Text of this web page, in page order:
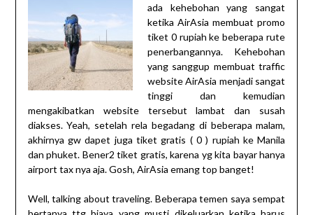
ada kehebohan yang sangat
ketika AirAsia membuat promo
tiket 0 rupiah ke beberapa rute
penerbangannya. Kehebohan
yang sanggup membuat traffic
website AirAsia menjadi sangat
tinggi dan kemudian
mengakibatkan website tersebut lambat dan susah
diakses. Yeah, setelah rela begadang di beberapa malam,
akhirnya gw dapet juga tiket gratis ( 0 ) rupiah ke Manila
dan phuket. Bener2 tiket gratis, karena yg kita bayar hanya
airport tax nya aja. Gosh, AirAsia emang top banget!
Well, talking about traveling. Beberapa temen saya sempat